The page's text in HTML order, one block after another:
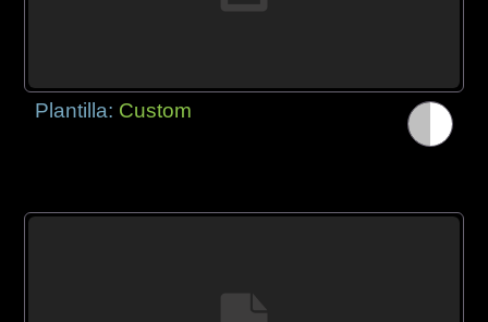
Plantilla: Custom